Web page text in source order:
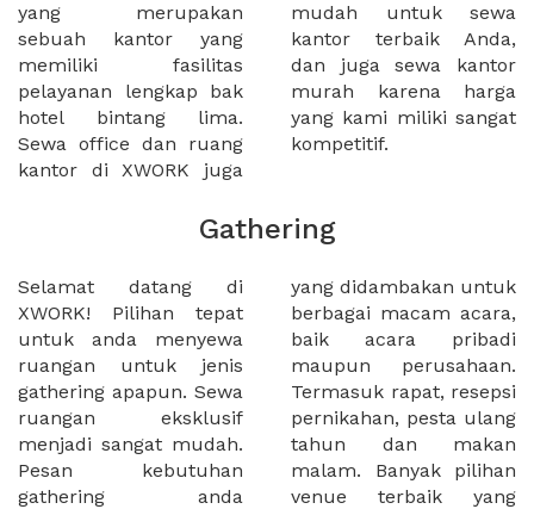
yang merupakan
sebuah kantor yang
memiliki fasilitas
pelayanan lengkap bak
hotel bintang lima.
Sewa office dan ruang
kantor di XWORK juga
mudah untuk sewa
kantor terbaik Anda,
dan juga sewa kantor
murah karena harga
yang kami miliki sangat
kompetitif.
Gathering
Selamat datang di
XWORK! Pilihan tepat
untuk anda menyewa
ruangan untuk jenis
gathering apapun. Sewa
ruangan eksklusif
menjadi sangat mudah.
Pesan kebutuhan
gathering anda
yang didambakan untuk
berbagai macam acara,
baik acara pribadi
maupun perusahaan.
Termasuk rapat, resepsi
pernikahan, pesta ulang
tahun dan makan
malam. Banyak pilihan
venue terbaik yang